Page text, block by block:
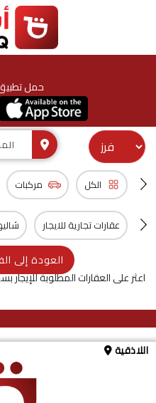
حمل
الكل مركبات
عقارات تجارية للايجار
العودة إلى
اعثر على العقارات المطلوبة للإيجار
اللاذقية